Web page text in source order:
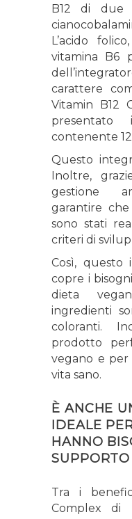
B12 di due
L’acido
vitamina B6
carattere
Vitamin B12
contenente
Questo
Inoltre,
gestione
garantire
sono stati
criteri di
Così, questo
copre i
dieta
ingredienti
coloranti.
prodotto
vegano e
vita sano.
È ANCHE
IDEALE
HANNO
Tra i
Complex di